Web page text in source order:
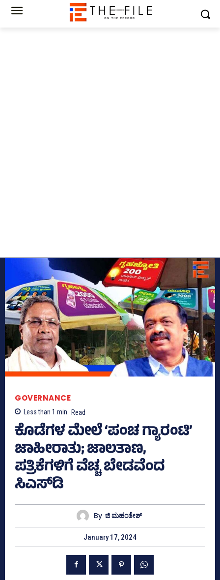
GOVERNANCE
Less than 1 min. Read
ಕೊಡೆಗಳ ಮೇಲೆ ‘ಪಂಚ ಗ್ಯಾರಂಟಿ’
ಜಾಹೀರಾತು; ಜಾಲತಾಣ,
ಪತ್ರಿಕೆಗಳಿಗೆ ವೆಚ್ಚ ಬೇಡವೆಂದ
ಸಿಎಸ್‌ಡಿ
By ಜಿ ಮಹಂತೇಶ್
January 17, 2024